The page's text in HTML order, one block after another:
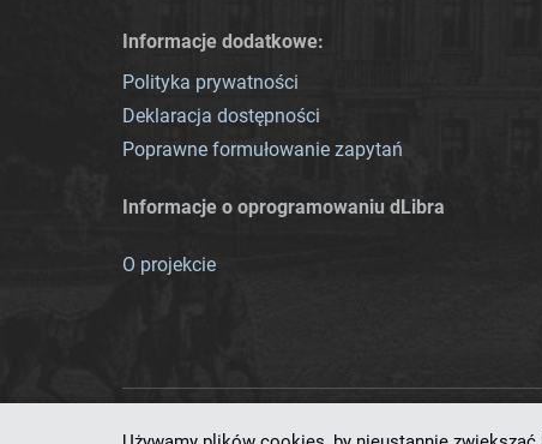
Informacje dodatkowe:
Polityka prywatności
Deklaracja dostępności
Poprawne formułowanie zapytań
Informacje o oprogramowaniu dLibra
O projekcie